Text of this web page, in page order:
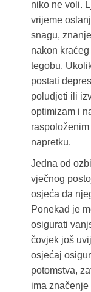
niko ne voli.
vrijeme
snagu,
nakon
tegobu.
postati
poludjeti ili
optimizam i
napretku.
Jedna od
vječnog
osjeća da
Ponekad je
osigurati
čovjek još
osjećaj
potomstva,
ima